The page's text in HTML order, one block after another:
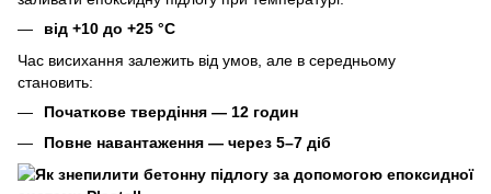
від +10 до +25 °C
Час висихання залежить від умов, але в середньому
становить:
Початкове твердіння — 12 годин
Повне навантаження — через 5–7 діб